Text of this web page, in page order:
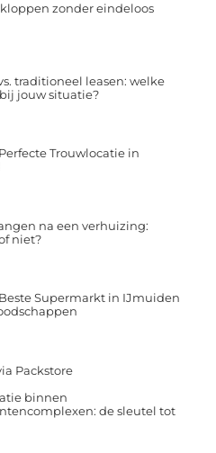
zonder eindeloos
traditioneel leasen: welke
jouw situatie?
Trouwlocatie in
na een verhuizing:
niet?
Supermarkt in IJmuiden
Packstore
binnen
de sleutel tot